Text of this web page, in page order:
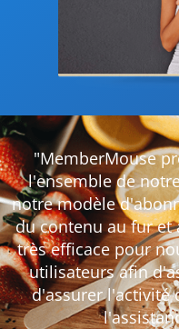
"MemberMouse
l'ensemble de
notre modèle
du contenu au fur et
très efficace pour
utilisateurs afin
d'assurer l'activité